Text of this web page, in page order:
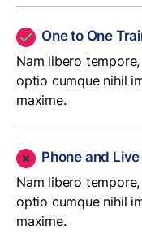
One to One
Nam libero
optio cumque nihil
maxime.
Phone and
Nam libero
optio cumque nihil
maxime.